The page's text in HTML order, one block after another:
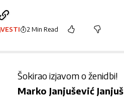
VESTI 2 Min Read
Šokirao izjavom o ženidbi!
Marko Janjušević Janjuš